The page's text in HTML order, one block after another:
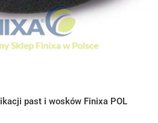
past i wosków Finixa POL